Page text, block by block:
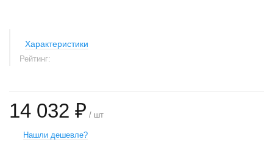
Характеристики
Рейтинг:
14 032 ₽ / шт
Нашли дешевле?